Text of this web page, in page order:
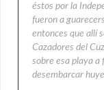
éstos por la
fueron a
entonces que allí
Cazadores del
sobre esa playa a
desembarcar